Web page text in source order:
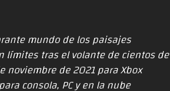
mundo de los paisajes
límites tras el volante de cientos de
de 2021 para Xbox
consola, PC y en la nube